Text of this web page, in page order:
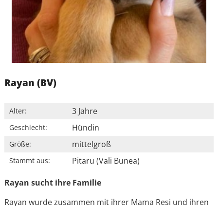
Rayan (BV)
Alter: 3 Jahre
Geschlecht: Hündin
Größe: mittelgroß
Stammt aus: Pitaru (Vali Bunea)
Rayan sucht ihre Familie
Rayan wurde zusammen mit ihrer Mama Resi und ihren